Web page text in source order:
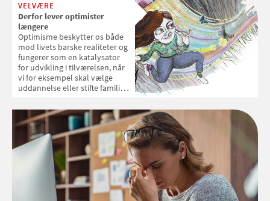
VELVÆRE
Derfor lever optimister
længere
Optimisme beskytter os både
mod livets barske realiteter og
fungerer som en katalysator
for udvikling i tilværelsen, når
vi for eksempel skal vælge
uddannelse eller stifte familie.
tilgang til livet ligefrem betyde
ekstra leveår, viser forskning